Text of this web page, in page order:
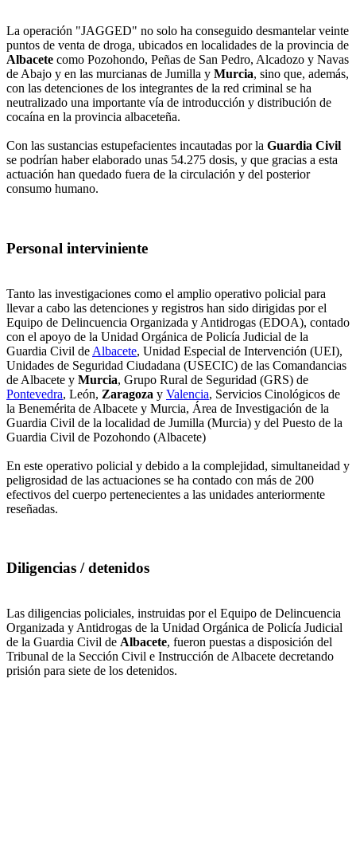
La operación "JAGGED" no solo ha conseguido desmantelar veinte
puntos de venta de droga, ubicados en localidades de la provincia de
Albacete como Pozohondo, Peñas de San Pedro, Alcadozo y Navas
de Abajo y en las murcianas de Jumilla y Murcia, sino que, además,
con las detenciones de los integrantes de la red criminal se ha
neutralizado una importante vía de introducción y distribución de
cocaína en la provincia albaceteña.
Con las sustancias estupefacientes incautadas por la Guardia Civil
se podrían haber elaborado unas 54.275 dosis, y que gracias a esta
actuación han quedado fuera de la circulación y del posterior
consumo humano.
Personal interviniente
Tanto las investigaciones como el amplio operativo policial para
llevar a cabo las detenciones y registros han sido dirigidas por el
Equipo de Delincuencia Organizada y Antidrogas (EDOA), contado
con el apoyo de la Unidad Orgánica de Policía Judicial de la
Guardia Civil de Albacete, Unidad Especial de Intervención (UEI),
Unidades de Seguridad Ciudadana (USECIC) de las Comandancias
de Albacete y Murcia, Grupo Rural de Seguridad (GRS) de
Pontevedra, León, Zaragoza y Valencia, Servicios Cinológicos de
la Benemérita de Albacete y Murcia, Área de Investigación de la
Guardia Civil de la localidad de Jumilla (Murcia) y del Puesto de la
Guardia Civil de Pozohondo (Albacete)
En este operativo policial y debido a la complejidad, simultaneidad y
peligrosidad de las actuaciones se ha contado con más de 200
efectivos del cuerpo pertenecientes a las unidades anteriormente
reseñadas.
Diligencias / detenidos
Las diligencias policiales, instruidas por el Equipo de Delincuencia
Organizada y Antidrogas de la Unidad Orgánica de Policía Judicial
de la Guardia Civil de Albacete, fueron puestas a disposición del
Tribunal de la Sección Civil e Instrucción de Albacete decretando
prisión para siete de los detenidos.